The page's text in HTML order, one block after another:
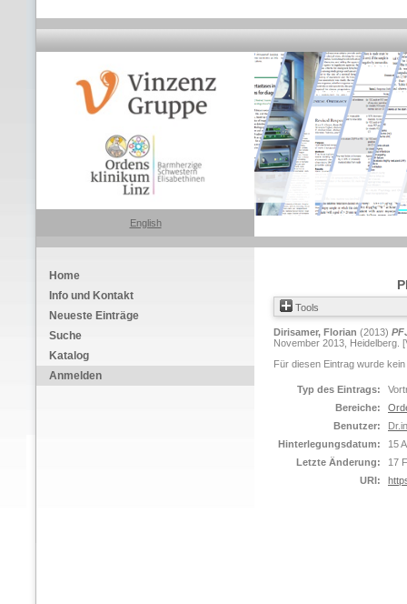
English
Home
Info und Kontakt
Neueste Einträge
Suche
Katalog
Anmelden
Tools
Dirisamer, Florian (2013)
November 2013, Heidelberg.
Für diesen Eintrag wurde
Typ des Eintrags:
Bereiche:
Benutzer:
Hinterlegungsdatum:
15
Letzte Änderung:
17
URI: